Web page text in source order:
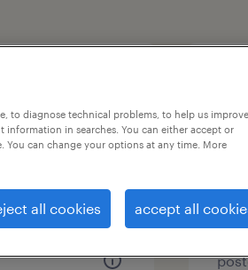
町, 埼玉県
そ
to diagnose technical problems, to help us improve
information in searches. You can either accept or
can change your options at any time. More
all cookies accept all